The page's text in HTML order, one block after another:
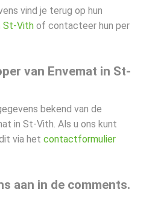
vind je terug op hun
St-Vithof contacteer hun per
van Envemat in St-
bekend van de
in St-Vith. Als u ons kunt
via het contactformulier
aan in de comments.